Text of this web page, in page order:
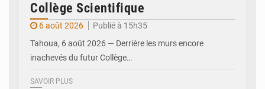
Collège Scientifique
6 août 2026
Publié à 15h35
Tahoua, 6 août 2026 — Derrière les murs encore
inachevés du futur Collège…
SAVOIR PLUS